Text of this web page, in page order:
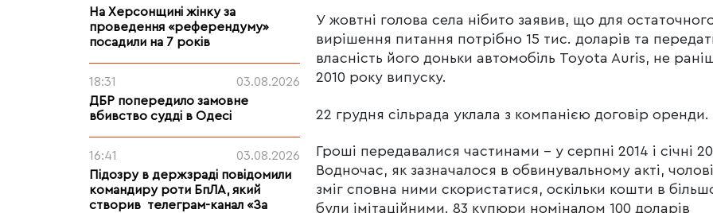
На Херсонщині жінку за
проведення «референдуму»
посадили на 7 років
18:31
03.08.2026
ДБР попередило замовне
вбивство судді в Одесі
16:41
03.08.2026
Підозру в держзраді повідомили
командиру роти БпЛА, який
створив телеграм-канал «За
У жовтні голова села нібито заявив, що для
вирішення питання потрібно 15 тис. доларів та
власність його доньки автомобіль Toyota Auris, не
2010 року випуску.
22 грудня сільрада уклала з компанією договір оренди.
Гроші передавалися частинами – у серпні 2014 і січні
Водночас, як зазначалося в обвинувальному акті,
зміг сповна ними скористатися, оскільки кошти в
були імітаційними. 83 купюри номіналом 100 доларів